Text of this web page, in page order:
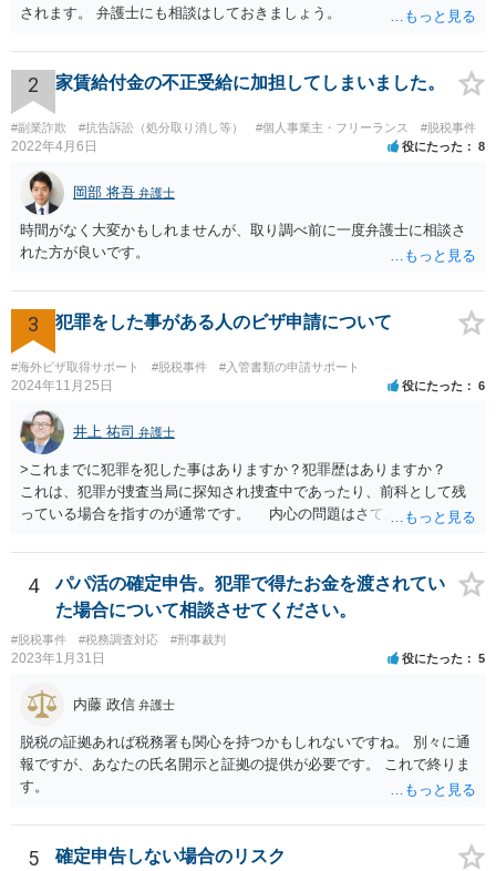
されます。 弁護士にも相談はしておきましょう。
2 家賃給付金の不正受給に加担してしまいました。
#副業詐欺 #抗告訴訟（処分取り消し等） #個人事業主・フリーランス #脱税事件
2022年4月6日 役にたった 8
岡部 将吾 弁護士
時間がなく大変かもしれませんが、取り調べ前に一度弁護士に相談さ
れた方が良いです。
3 犯罪をした事がある人のビザ申請について
#海外ビザ取得サポート #脱税事件 #入管書類の申請サポート
2024年11月25日 役にたった 6
井上 祐司 弁護士
>これまでに犯罪を犯した事はありますか？犯罪歴はありますか？
これは、犯罪が捜査当局に探知され捜査中であったり、前科として残
っている場合を指すのが通常です。 内心の問題はさておき、ご質問
4
パパ活の確定申告。犯罪で得たお金を渡されてい
た場合について相談させてください。
#脱税事件 #税務調査対応 #刑事裁判
2023年1月31日 役にたった 5
内藤 政信 弁護士
脱税の証拠あれば税務署も関心を持つかもしれないですね。 別々に通
報ですが、あなたの氏名開示と証拠の提供が必要です。 これで終りま
す。
5 確定申告しない場合のリスク